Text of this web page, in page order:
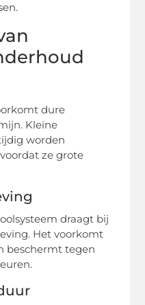
dure
Kleine
worden
ze grote
draagt bij
Het voorkomt
beschermt tegen